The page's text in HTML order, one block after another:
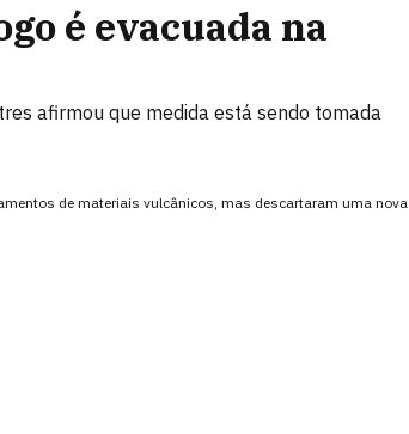
é evacuada na
afirmou que medida está sendo tomada
de materiais vulcânicos, mas descartaram uma nova